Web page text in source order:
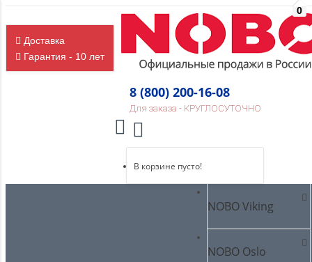
Доставка
Гарантия - 10 лет
8 (800) 200-16-08
Для заказа - КРУГЛОСУТОЧНО
0
В корзине пусто!
NOBO Viking
NOBO Oslo